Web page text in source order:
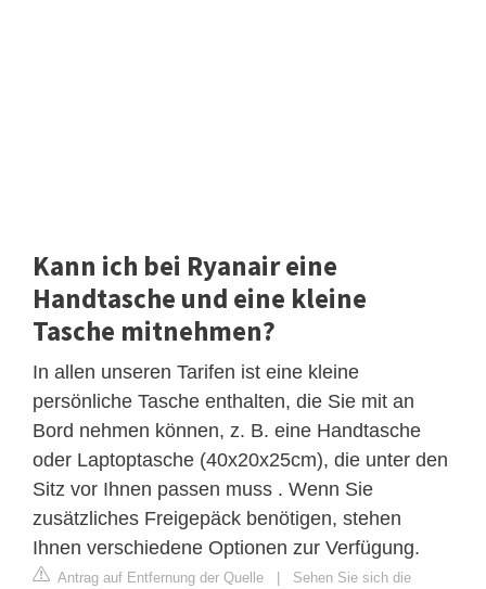
Kann ich bei Ryanair eine
Handtasche und eine kleine
Tasche mitnehmen?
In allen unseren Tarifen ist eine kleine
persönliche Tasche enthalten, die Sie mit an
Bord nehmen können, z. B. eine Handtasche
oder Laptoptasche (40x20x25cm), die unter den
Sitz vor Ihnen passen muss . Wenn Sie
zusätzliches Freigepäck benötigen, stehen
Ihnen verschiedene Optionen zur Verfügung.
Antrag auf Entfernung der Quelle | Sehen Sie sich die